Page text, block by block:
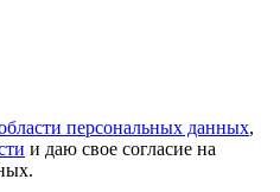
персональных данных,
и даю свое согласие на